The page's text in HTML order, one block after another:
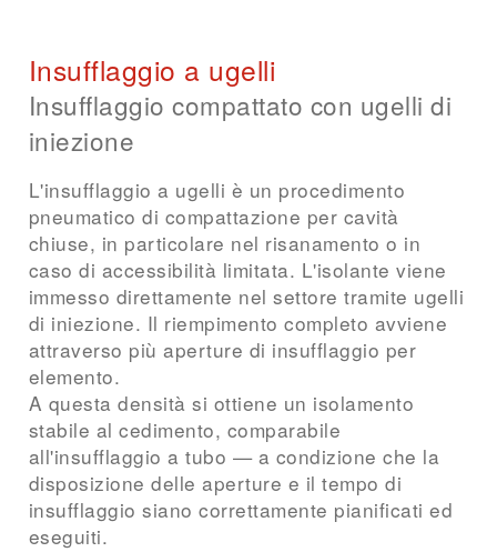
Qualità di esecuzione riproducibile
Costruzioni adatte
Pareti a telaio in legno e a montanti in
Tetti a falda (tra e sotto i travetti)
Costruzioni di solai e pavimenti chiuse
Costruzione a elementi in officina o in
cantiere
Insufflaggio a ugelli
Insufflaggio compattato con ugelli di
iniezione
L'insufflaggio a ugelli è un procedimento
pneumatico di compattazione per cavità
chiuse, in particolare nel risanamento o in
caso di accessibilità limitata. L'isolante viene
immesso direttamente nel settore tramite ugelli
di iniezione. Il riempimento completo avviene
attraverso più aperture di insufflaggio per
elemento.
A questa densità si ottiene un isolamento
stabile al cedimento, comparabile
all'insufflaggio a tubo — a condizione che la
disposizione delle aperture e il tempo di
insufflaggio siano correttamente pianificati ed
eseguiti.